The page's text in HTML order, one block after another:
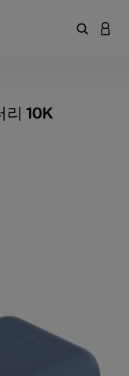
키워드
리 10K